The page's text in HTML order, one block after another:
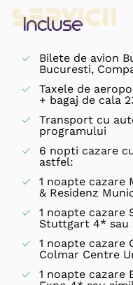
Incluse
Servicii
Bilete de avion
Bucuresti,
Taxele de
+ bagaj de cala
Transport cu
programului
6 nopti cazare
astfel:
1 noapte cazare
& Residenz
1 noapte
Stuttgart 4* sau
1 noapte cazare
Colmar Centre
1 noapte cazare